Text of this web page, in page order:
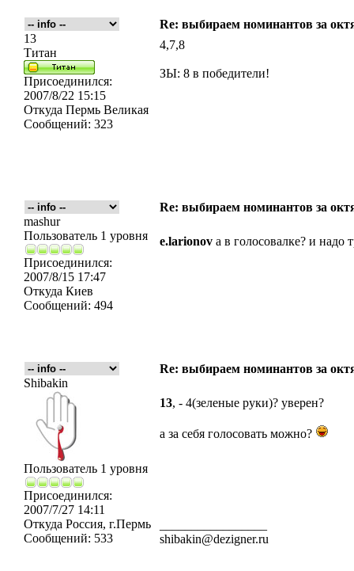
Re: выбираем номинантов за
13
Титан
Присоединился:
2007/8/22 15:15
Откуда Пермь Великая
Сообщений: 323
4,7,8
ЗЫ: 8 в победители!
Re: выбираем номинантов за
mashur
Пользователь 1 уровня
Присоединился:
2007/8/15 17:47
Откуда Киев
Сообщений: 494
e.larionov а в голосовалке? и надо
Re: выбираем номинантов за
Shibakin
Пользователь 1 уровня
Присоединился:
2007/7/27 14:11
Откуда Россия, г.Пермь
Сообщений: 533
13, - 4(зеленые руки)? уверен?
а за себя голосовать можно?
shibakin@dezigner.ru